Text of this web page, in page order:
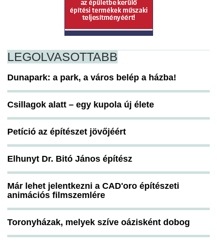
LEGOLVASOTTABB
Dunapark: a park, a város belép a házba!
Csillagok alatt – egy kupola új élete
Petíció az építészet jövőjéért
Elhunyt Dr. Bitó János építész
Már lehet jelentkezni a CAD'oro építészeti
animációs filmszemlére
Toronyházak, melyek szíve oázisként dobog